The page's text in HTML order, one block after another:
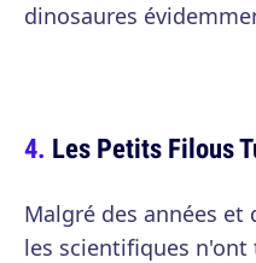
dinosaures
Les Petits Filous
Malgré des années et
les scientifiques